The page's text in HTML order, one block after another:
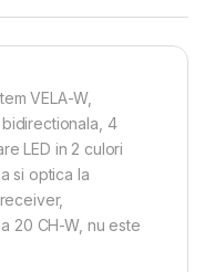
VELA-W,
4
LED in 2 culori
si optica la
20 CH-W, nu este